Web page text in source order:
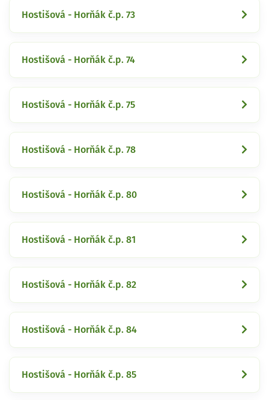
Hostišová - Horňák č.p. 73
Hostišová - Horňák č.p. 74
Hostišová - Horňák č.p. 75
Hostišová - Horňák č.p. 78
Hostišová - Horňák č.p. 80
Hostišová - Horňák č.p. 81
Hostišová - Horňák č.p. 82
Hostišová - Horňák č.p. 84
Hostišová - Horňák č.p. 85